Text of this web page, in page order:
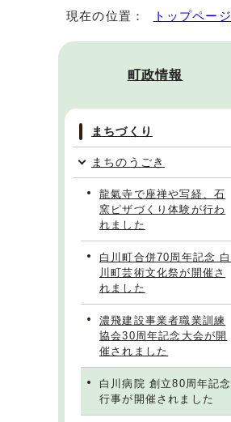
現在の位置： トップページ
町政情報
まちづくり
まちのうごき
龍氣寺で座禅や写経、石
窯ピザづくり体験が行わ
れました
白川町合併70周年記念 白
川町芸術文化祭が開催さ
れました
濃飛建設事業者職業訓練
協会30周年記念大会が開
催されました
白川病院 創立80周年記念
行事が開催されました